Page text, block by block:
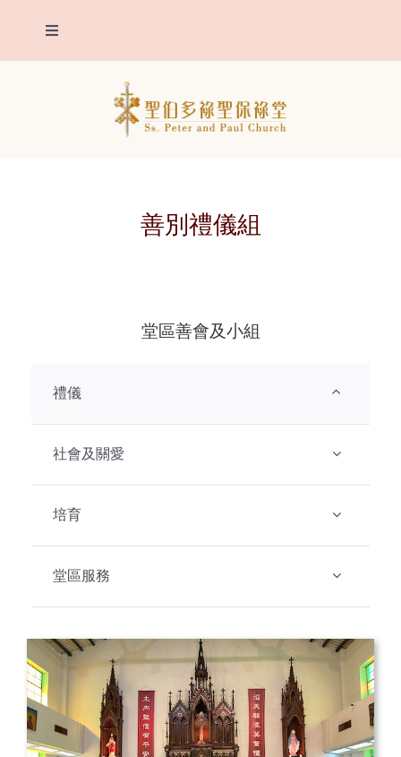
content
Toggle
Navigation
ENGLISH
善別禮儀組
堂區善會及小組
禮儀
社會及關愛
培育
堂區服務